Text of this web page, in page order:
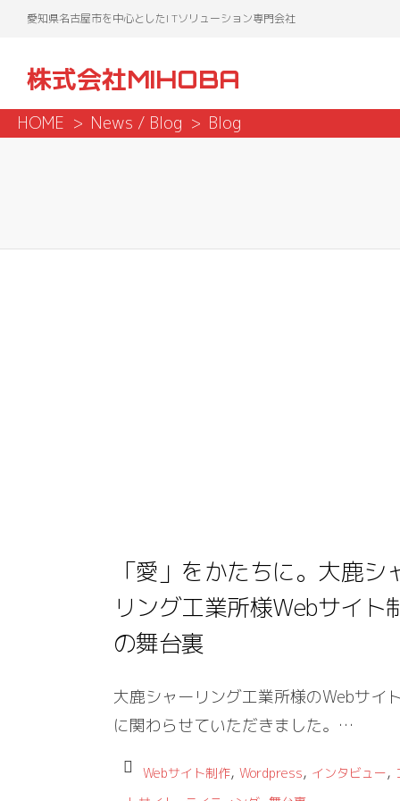
愛知県名古屋市を中心としたI Tソリューション専門会社
株式会社MIHOBA
HOME News / Blog Blog
「愛」をかたちに。大鹿シ
リング工業所様Webサイト
の舞台裏
大鹿シャーリング工業所様のWebサイ
に関わらせていただきました。…
Webサイト制作, Wordpress, インタビュー,